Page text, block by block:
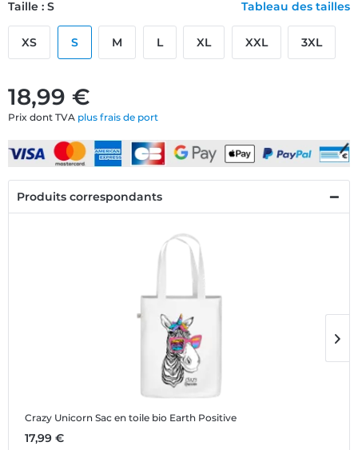
18,99 €
Prix dont TVA plus frais de port
Taille : S Tableau des tailles
XS S M L XL XXL 3XL
Produits correspondants
Crazy Unicorn Sac en toile bio Earth Positive
17,99 €